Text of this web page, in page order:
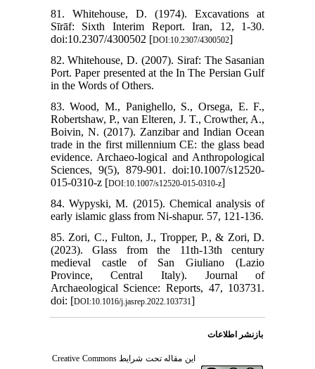
81. Whitehouse, D. (1974). Excavations at
Sīrāf: Sixth Interim Report. Iran, 12, 1-30.
doi:10.2307/4300502 [DOI:10.2307/4300502]
82. Whitehouse, D. (2007). Siraf: The Sasanian
Port. Paper presented at the In The Persian Gulf
in the Words of Others.
83. Wood, M., Panighello, S., Orsega, E. F.,
Robertshaw, P., van Elteren, J. T., Crowther, A.,
Boivin, N. (2017). Zanzibar and Indian Ocean
trade in the first millennium CE: the glass bead
evidence. Archaeo-logical and Anthropological
Sciences, 9(5), 879-901. doi:10.1007/s12520-
015-0310-z [DOI:10.1007/s12520-015-0310-z]
84. Wypyski, M. (2015). Chemical analysis of
early islamic glass from Ni-shapur. 57, 121-136.
85. Zori, C., Fulton, J., Tropper, P., & Zori, D.
(2023). Glass from the 11th-13th century
medieval castle of San Giuliano (Lazio
Province, Central Italy). Journal of
Archaeological Science: Reports, 47, 103731.
doi: [DOI:10.1016/j.jasrep.2022.103731]
بازنشر اطلاعات
این مقاله تحت شرایطCreative Commons